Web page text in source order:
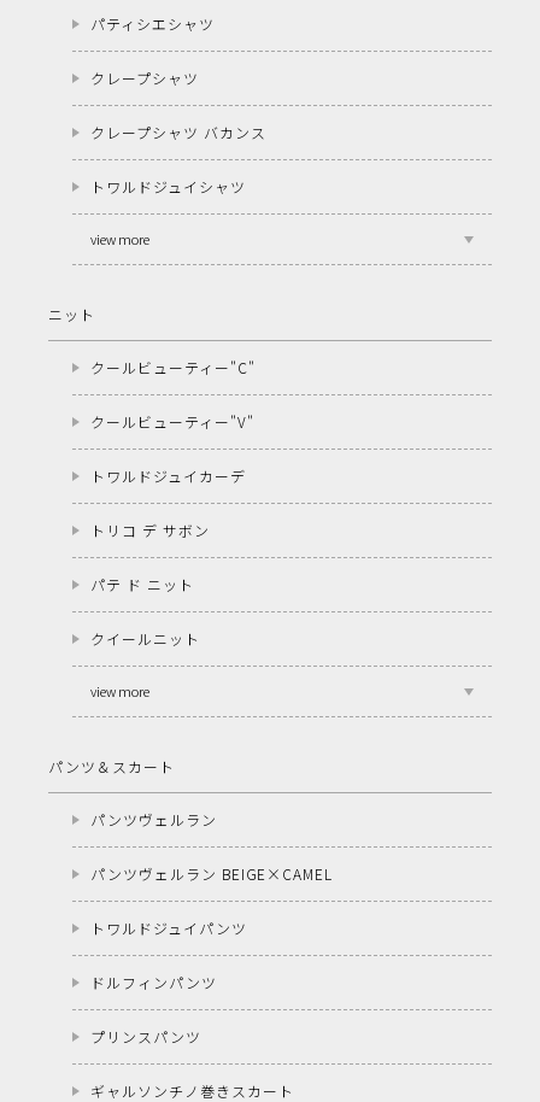
パティシエシャツ
クレープシャツ
クレープシャツ バカンス
トワルドジュイシャツ
view more
ニット
クールビューティー"C"
クールビューティー"V"
トワルドジュイカーデ
トリコ デ サボン
パテ ド ニット
クイールニット
view more
パンツ＆スカート
パンツヴェルラン
パンツヴェルラン BEIGE×CAMEL
トワルドジュイパンツ
ドルフィンパンツ
プリンスパンツ
ギャルソンチノ巻きスカート